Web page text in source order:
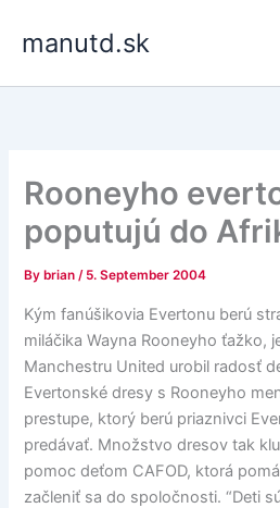
manutd.sk
Rooneyho
poputujú do
By brian/ 5. September 2004
Kým fanúšikovia Evertonu berú
miláčika Wayna Rooneyho ťažko,
Manchestru United urobil radosť
Evertonské dresy s Rooneyho
prestupe, ktorý berú priaznivci
predávať. Množstvo dresov tak
pomoc deťom CAFOD, ktorá
začleniť sa do spoločnosti. “Deti